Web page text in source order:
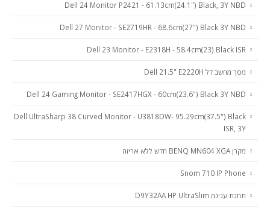
Dell 24 Monitor P2421 - 61.13cm(24.1") Black, 3Y NBD
Dell 27 Monitor - SE2719HR - 68.6cm(27") Black 3Y NBD
Dell 23 Monitor - E2318H - 58.4cm(23) Black ISR
מסך מחשב דל Dell 21.5" E2220H
Dell 24 Gaming Monitor - SE2417HGX - 60cm(23.6") Black 3Y NBD
Dell UltraSharp 38 Curved Monitor - U3818DW- 95.29cm(37.5") Black
ISR, 3Y
מקרן BENQ MN604 XGA חדש ללא אריזה
Snom 710 IP Phone
תחנת עגינה D9Y32AA HP UltraSlim